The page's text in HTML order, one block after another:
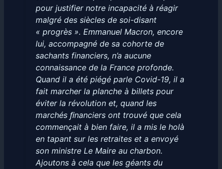
pour justifier notre incapacité à réagir
malgré des siècles de soi-disant
« progrès ». Emmanuel Macron, encore
lui, accompagné de sa cohorte de
sachants financiers, n’a aucune
connaissance de la France profonde.
Quand il a été piégé parle Covid-19, il a
fait marcher la planche à billets pour
éviter la révolution et, quand les
marchés ﬁnanciers ont trouvé que cela
commençait à bien faire, il a mis le holà
en tapant sur les retraites et a envoyé
son ministre Le Maire au charbon.
Ajoutons à cela que les géants du